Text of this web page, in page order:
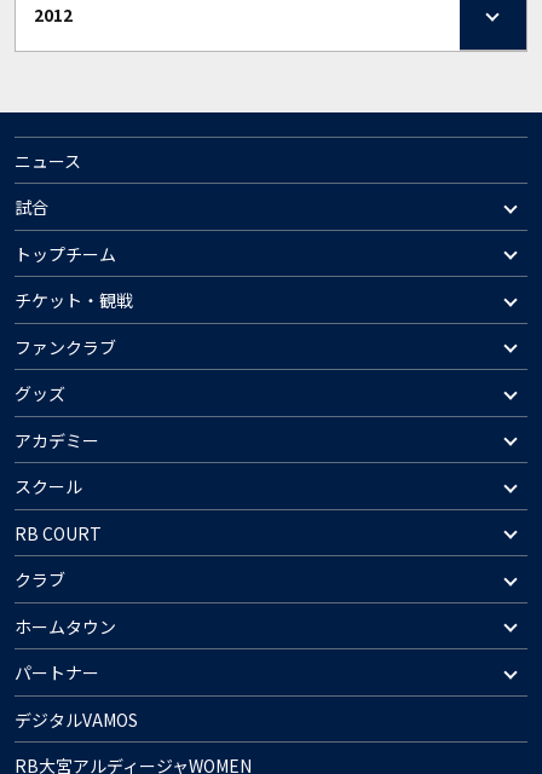
2012
ニュース
試合
トップチーム
チケット・観戦
ファンクラブ
グッズ
アカデミー
スクール
RB COURT
クラブ
ホームタウン
パートナー
デジタルVAMOS
RB大宮アルディージャWOMEN